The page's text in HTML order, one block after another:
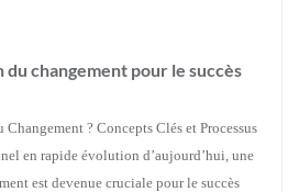
changement pour le succès
Changement ? Concepts Clés et Processus
en rapide évolution d’aujourd’hui, une
est devenue cruciale pour le succès